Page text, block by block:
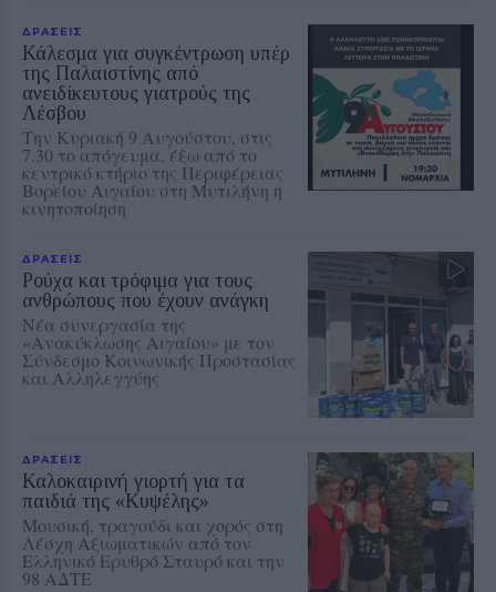
ΔΡΑΣΕΙΣ
Κάλεσμα για συγκέντρωση υπέρ
της Παλαιστίνης από
ανειδίκευτους γιατρούς της
Λέσβου
Την Κυριακή 9 Αυγούστου, στις
7.30 το απόγευμα, έξω από το
κεντρικό κτήριο της Περιφέρειας
Βορείου Αιγαίου στη Μυτιλήνη η
κινητοποίηση
ΔΡΑΣΕΙΣ
Ρούχα και τρόφιμα για τους
ανθρώπους που έχουν ανάγκη
Νέα συνεργασία της
«Ανακύκλωσης Αιγαίου» με τον
Σύνδεσμο Κοινωνικής Προστασίας
και Αλληλεγγύης
ΔΡΑΣΕΙΣ
Καλοκαιρινή γιορτή για τα
παιδιά της «Κυψέλης»
Μουσική, τραγούδι και χορός στη
Λέσχη Αξιωματικών από τον
Ελληνικό Ερυθρό Σταυρό και την
98 ΑΔΤΕ